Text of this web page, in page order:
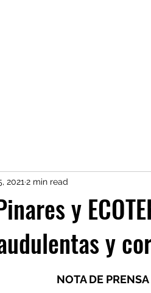
y
y
2021 2 min read
NOTA DE PRENSA